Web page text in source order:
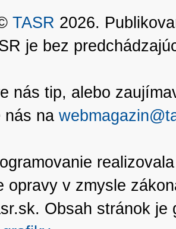
TASR 2026.
je bez
nás tip, alebo
nás na
opravy v zmysle
Obsah stránok